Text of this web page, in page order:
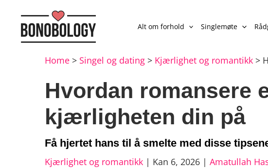
Alt om forhold Singlemøte
Home > Singel og dating > Kjærlighet og romantikk >
Hvordan romansere
kjærligheten din på
Få hjertet hans til å smelte med disse
Kjærlighet og romantikk | Kan 6, 2026 | Amatullah